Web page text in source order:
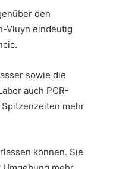
den
Vluyn eindeutig
sowie die
auch PCR-
mehr
können. Sie